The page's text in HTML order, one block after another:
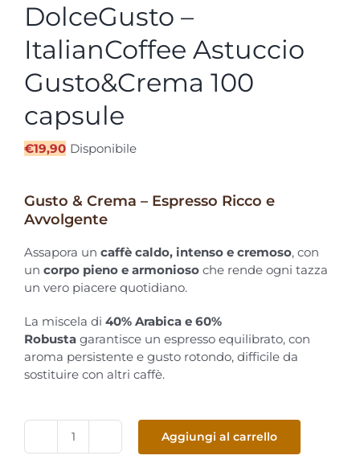
DolceGusto –
ItalianCoffee Astuccio
Gusto&Crema 100
capsule
€19,90 Disponibile
Gusto & Crema – Espresso Ricco e
Avvolgente
Assapora un caffè caldo, intenso e cremoso, con
un corpo pieno e armonioso che rende ogni tazza
un vero piacere quotidiano.
La miscela di 40% Arabica e 60%
Robusta garantisce un espresso equilibrato, con
aroma persistente e gusto rotondo, difficile da
sostituire con altri caffè.
DolceGusto
Aggiungi al carrello